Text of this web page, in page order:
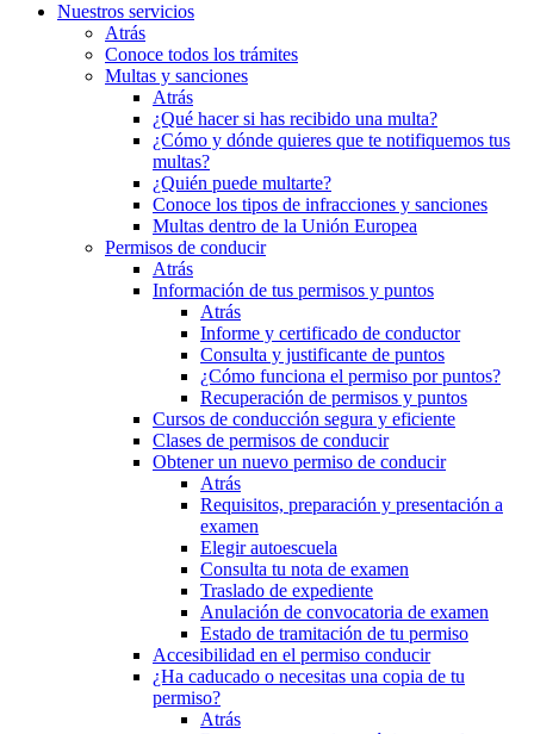
Nuestros servicios
Atrás
Conoce todos los trámites
Multas y sanciones
Atrás
¿Qué hacer si has recibido una multa?
¿Cómo y dónde quieres que te notifiquemos tus
multas?
¿Quién puede multarte?
Conoce los tipos de infracciones y sanciones
Multas dentro de la Unión Europea
Permisos de conducir
Atrás
Información de tus permisos y puntos
Atrás
Informe y certificado de conductor
Consulta y justificante de puntos
¿Cómo funciona el permiso por puntos?
Recuperación de permisos y puntos
Cursos de conducción segura y eficiente
Clases de permisos de conducir
Obtener un nuevo permiso de conducir
Atrás
Requisitos, preparación y presentación a
examen
Elegir autoescuela
Consulta tu nota de examen
Traslado de expediente
Anulación de convocatoria de examen
Estado de tramitación de tu permiso
Accesibilidad en el permiso conducir
¿Ha caducado o necesitas una copia de tu
permiso?
Atrás